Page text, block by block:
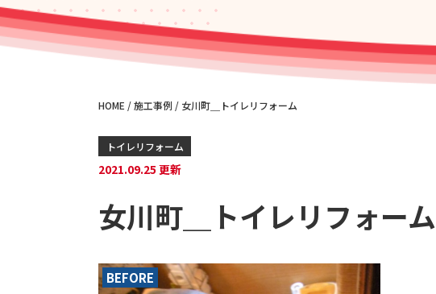
HOME /施工事例 / 女川町＿トイレリフォーム
トイレリフォーム
2021.09.25 更新
女川町＿トイレリフォーム
BEFORE